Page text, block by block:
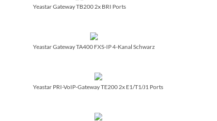
Yeastar Gateway TB200 2x BRI Ports
Yeastar Gateway TA400 FXS-IP 4-Kanal Schwarz
Yeastar PRI-VoIP-Gateway TE200 2x E1/­T1/­J1 Ports